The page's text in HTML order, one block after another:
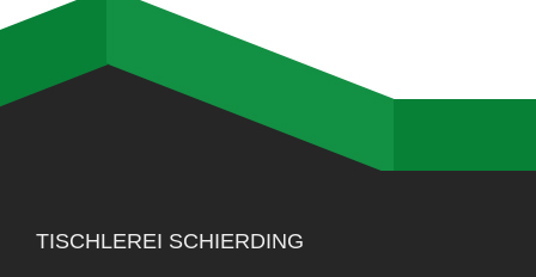
TISCHLEREI SCHIERDING